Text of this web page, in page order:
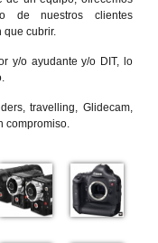
de nuestros clientes
que cubrir.
y/o ayudante y/o DIT, lo
travelling, Glidecam,
compromiso.